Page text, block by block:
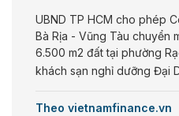
UBND TP HCM cho phép
Bà Rịa - Vũng Tàu chuyển
6.500 m2 đất tại phường
khách sạn nghỉ dưỡng Đại
Theo vietnamfinance.vn